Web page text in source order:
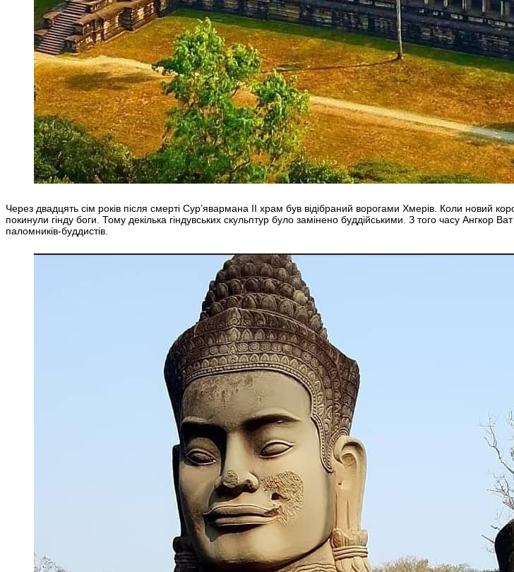
Через двадцять сім років після смерті Сур’явармана II храм був відібраний ворогами Хмерів. Коли новий
покинули гінду боги. Тому декілька гіндувських скульптур було замінено буддійськими. З того часу
паломників-буддистів.